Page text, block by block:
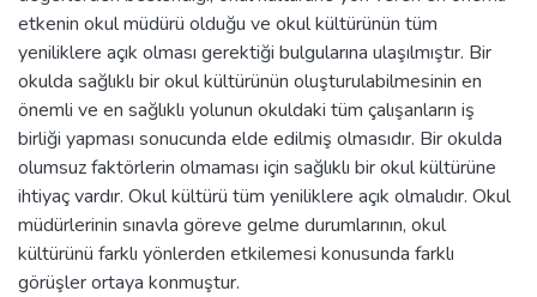
etkenin okul müdürü olduğu ve okul kültürünün tüm
yeniliklere açık olması gerektiği bulgularına ulaşılmıştır. Bir
okulda sağlıklı bir okul kültürünün oluşturulabilmesinin en
önemli ve en sağlıklı yolunun okuldaki tüm çalışanların iş
birliği yapması sonucunda elde edilmiş olmasıdır. Bir okulda
olumsuz faktörlerin olmaması için sağlıklı bir okul kültürüne
ihtiyaç vardır. Okul kültürü tüm yeniliklere açık olmalıdır. Okul
müdürlerinin sınavla göreve gelme durumlarının, okul
kültürünü farklı yönlerden etkilemesi konusunda farklı
görüşler ortaya konmuştur.